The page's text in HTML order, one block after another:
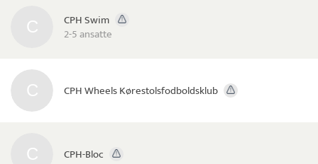
CPH Swim
2-5 ansatte
CPH Wheels Kørestolsfodboldsklub
CPH-Bloc